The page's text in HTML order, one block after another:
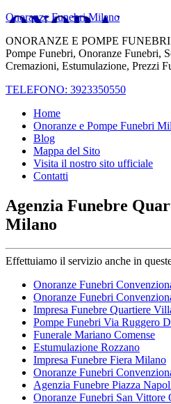
Onoranze Funebri Milano
ONORANZE E POMPE
Pompe Funebri, Onoranze Funebri,
Cremazioni, Estumulazione, Prezzi
TELEFONO: 3923350550
Home
Onoranze e Pompe Funebri
Blog
Mappa del Sito
Visita il nostro sito ufficiale
Contatti
Agenzia Funebre
Milano
Effettuiamo il servizio anche in
Onoranze Funebri
Onoranze Funebri
Impresa Funebre Quartiere
Pompe Funebri Via Ruggero
Funerale Mariano Comense
Estumulazione Rozzano
Impresa Funebre Fiera Milano
Onoranze Funebri
Agenzia Funebre Piazza
Onoranze Funebri San Vittore